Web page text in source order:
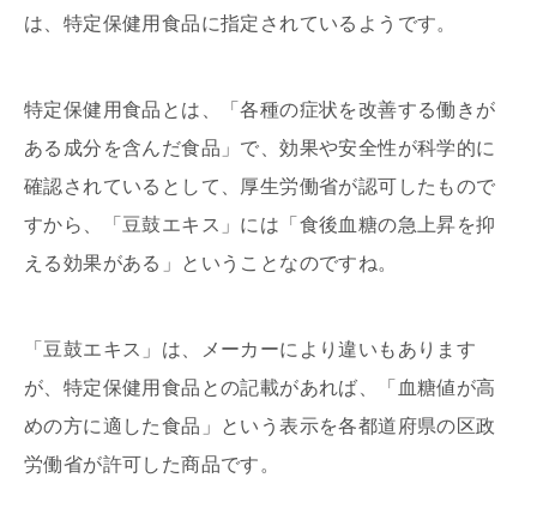
は、特定保健用食品に指定されているようです。
特定保健用食品とは、「各種の症状を改善する働きが
ある成分を含んだ食品」で、効果や安全性が科学的に
確認されているとして、厚生労働省が認可したもので
すから、「豆鼓エキス」には「食後血糖の急上昇を抑
える効果がある」ということなのですね。
「豆鼓エキス」は、メーカーにより違いもあります
が、特定保健用食品との記載があれば、「血糖値が高
めの方に適した食品」という表示を各都道府県の区政
労働省が許可した商品です。